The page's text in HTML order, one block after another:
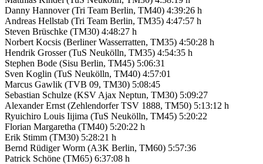
Danny Hannover (Tri Team Berlin, TM40) 4:39:26 h
Andreas Hellstab (Tri Team Berlin, TM35) 4:47:57 h
Steven Brüschke (TM30) 4:48:27 h
Norbert Kocsis (Berliner Wasserratten, TM35) 4:50:28 h
Hendrik Grosser (TuS Neukölln, TM35) 4:54:35 h
Stephen Bode (Sisu Berlin, TM45) 5:06:31
Sven Koglin (TuS Neukölln, TM40) 4:57:01
Marcus Gawlik (TVB 09, TM30) 5:08:45
Sebastian Schulze (KSV Ajax Neptun, TM30) 5:09:27
Alexander Ernst (Zehlendorfer TSV 1888, TM50) 5:13:12 h
Ryuichiro Louis Iijima (TuS Neukölln, TM45) 5:20:22
Florian Margaretha (TM40) 5:20:22 h
Erik Stimm (TM30) 5:28:21 h
Bernd Rüdiger Worm (A3K Berlin, TM60) 5:57:36
Patrick Schöne (TM65) 6:37:08 h